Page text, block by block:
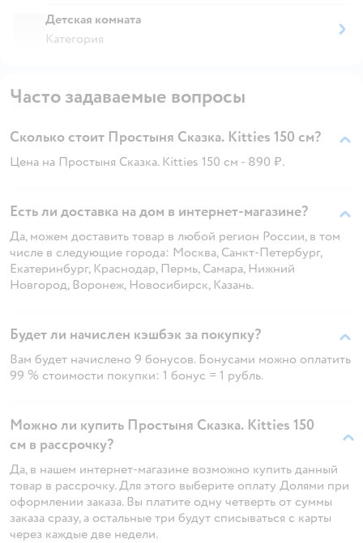
Детская комната
Категория
Часто задаваемые вопросы
Сколько стоит Простыня Сказка. Kitties 150 см?
Цена на Простыня Сказка. Kitties 150 см - 890 ₽.
Есть ли доставка на дом в интернет-магазине?
Да, можем доставить товар в любой регион России, в том
числе в следующие города: Москва, Санкт-Петербург,
Екатеринбург, Краснодар, Пермь, Самара, Нижний
Новгород, Воронеж, Новосибирск, Казань.
Будет ли начислен кэшбэк за покупку?
Вам будет начислено 9 бонусов. Бонусами можно оплатить
99 % стоимости покупки: 1 бонус = 1 рубль.
Можно ли купить Простыня Сказка. Kitties 150
см в рассрочку?
Да, в нашем интернет-магазине возможно купить данный
товар в рассрочку. Для этого выберите оплату Долями при
оформлении заказа. Вы платите одну четверть от суммы
заказа сразу, а остальные три будут списываться с карты
через каждые две недели.